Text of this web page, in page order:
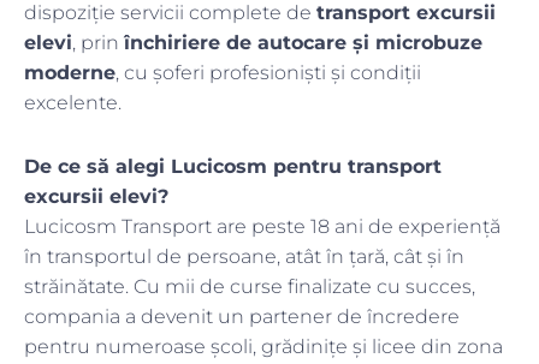
dispoziție servicii complete de transport excursii
elevi, prin închiriere de autocare și microbuze
moderne, cu șoferi profesioniști și condiții
excelente.
De ce să alegi Lucicosm pentru transport
excursii elevi?
Lucicosm Transport are peste 18 ani de experiență
în transportul de persoane, atât în țară, cât și în
străinătate. Cu mii de curse finalizate cu succes,
compania a devenit un partener de încredere
pentru numeroase școli, grădinițe și licee din zona